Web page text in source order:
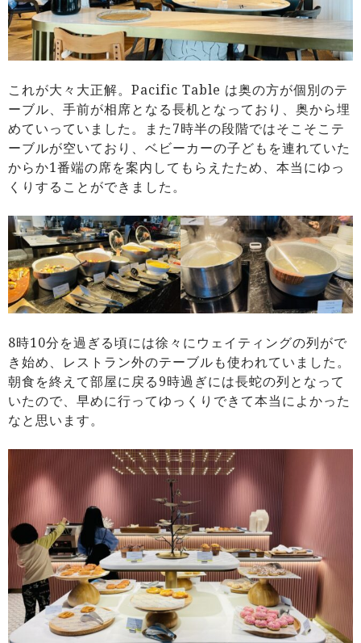
これが大々大正解。Pacific Table は奥の方が個別のテ
ーブル、手前が相席となる長机となっており、奥から埋
めていっていました。また7時半の段階ではそこそこテ
ーブルが空いており、ベビーカーの子どもを連れていた
からか1番端の席を案内してもらえたため、本当にゆっ
くりすることができました。
8時10分を過ぎる頃には徐々にウェイティングの列がで
き始め、レストラン外のテーブルも使われていました。
朝食を終えて部屋に戻る9時過ぎには長蛇の列となって
いたので、早めに行ってゆっくりできて本当によかった
なと思います。